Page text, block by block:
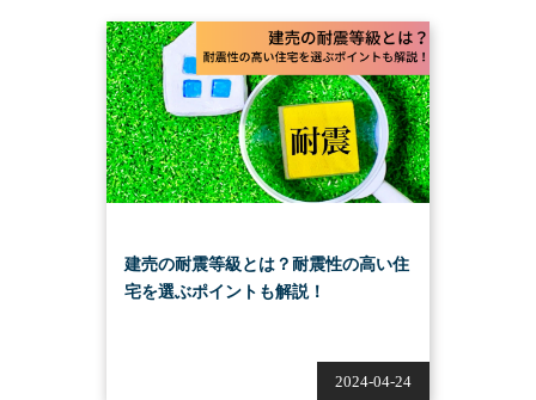
2024-04-24
建売の耐震等級とは？耐震性の高い住
宅を選ぶポイントも解説！